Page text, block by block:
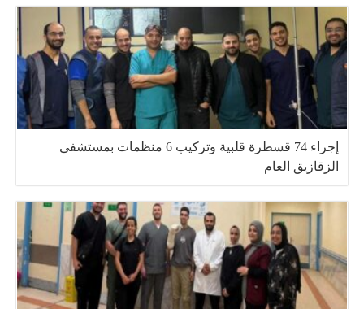
إجراء 74 قسطرة قلبية وتركيب 6 منظمات بمستشفى
الزقازيق العام